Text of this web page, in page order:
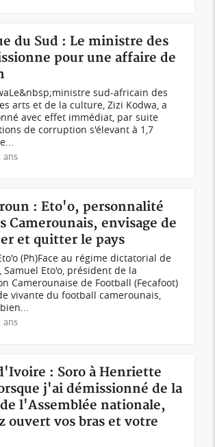
du Sud : Le ministre des
pour une affaire de
sud-africain des
arts et de la culture, Zizi Kodwa, a
avec effet immédiat, par suite
de corruption s'élevant à 1,7
ans
: Eto'o, personnalité
Camerounais, envisage de
et quitter le pays
(Ph)Face au régime dictatorial de
Samuel Eto'o, président de la
Camerounaise de Football (Fecafoot)
vivante du football camerounais,
ans
: Soro à Henriette
j'ai démissionné de la
l'Assemblée nationale,
ouvert vos bras et votre